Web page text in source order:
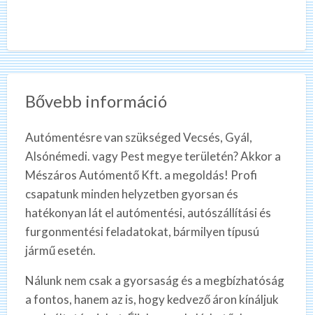
Bővebb információ
Autómentésre van szükséged Vecsés, Gyál,
Alsónémedi. vagy Pest megye területén? Akkor a
Mészáros Autómentő Kft. a megoldás! Profi
csapatunk minden helyzetben gyorsan és
hatékonyan lát el autómentési, autószállítási és
furgonmentési feladatokat, bármilyen típusú
jármű esetén.
Nálunk nem csak a gyorsaság és a megbízhatóság
a fontos, hanem az is, hogy kedvező áron kínáljuk